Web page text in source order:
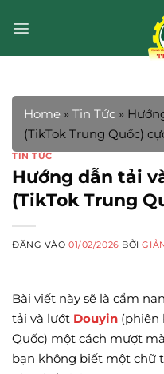
qua
Home » Tin Tức »
(TikTok Trung Quốc)
TIN TỨC
Hướng dẫn tải
(TikTok Trung
ĐĂNG VÀO01/02/2026 BỞI
Bài viết này sẽ là cẩm
tải và lướt Douyin (phiên
Quốc) một cách mượt
bạn không biết một chữ